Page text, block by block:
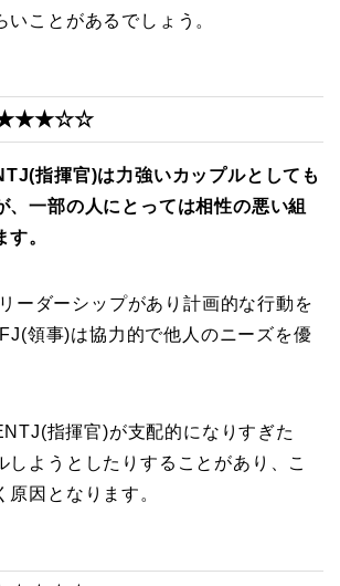
いことがあるでしょう。
)★★★☆☆
指揮官)は力強いカップルとしても
、一部の人にとっては相性の悪い組
。
ーダーシップがあり計画的な行動を
領事)は協力的で他人のニーズを優
指揮官)が支配的になりすぎた
しようとしたりすることがあり、こ
原因となります。